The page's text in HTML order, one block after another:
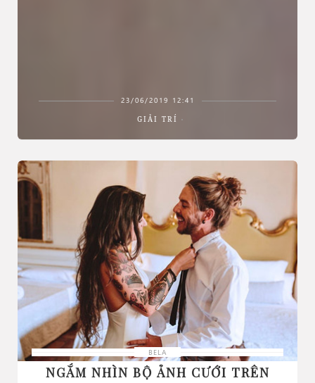
23/06/2019 12:41
GIẢI TRÍ
BELA
NGẮM NHÌN BỘ ẢNH CƯỚI TRÊN